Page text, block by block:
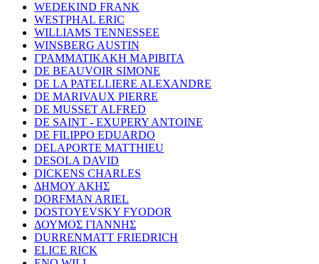
WEDEKIND FRANK
WESTPHAL ERIC
WILLIAMS TENNESSEE
WINSBERG AUSTIN
ΓΡΑΜΜΑΤΙΚΑΚΗ ΜΑΡΙΒΙΤΑ
DE BEAUVOIR SIMONE
DE LA PATELLIERE ALEXANDRE
DE MARIVAUX PIERRE
DE MUSSET ALFRED
DE SAINT - EXUPERY ANTOINE
DE FILIPPO EDUARDO
DELAPORTE MATTHIEU
DESOLA DAVID
DICKENS CHARLES
ΔΗΜΟΥ ΑΚΗΣ
DORFMAN ARIEL
DOSTOYEVSKY FYODOR
ΔΟΥΜΟΣ ΓΙΑΝΝΗΣ
DURRENMATT FRIEDRICH
ELICE RICK